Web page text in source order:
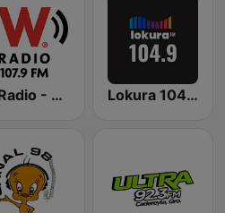
W Radio - Querétaro Lokura 104.9 FM